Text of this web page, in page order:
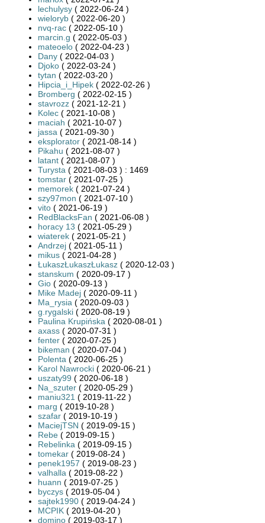
lechulysy ( 2022-06-24 )
wieloryb ( 2022-06-20 )
nvq-rac ( 2022-05-10 )
marcin.g ( 2022-05-03 )
mateoelo ( 2022-04-23 )
Dany ( 2022-04-03 )
Djoko ( 2022-03-24 )
tytan ( 2022-03-20 )
Hipcia_i_Hipek ( 2022-02-26 )
Bromberg ( 2022-02-15 )
stavrozz ( 2021-12-21 )
Kolec ( 2021-10-08 )
maciah ( 2021-10-07 )
jassa ( 2021-09-30 )
eksplorator ( 2021-08-14 )
Pikahu ( 2021-08-07 )
latant ( 2021-08-07 )
Turysta ( 2021-08-03 ) : 1469
tomstar ( 2021-07-25 )
memorek ( 2021-07-24 )
szy97mon ( 2021-07-10 )
vito ( 2021-06-19 )
RedBlacksFan ( 2021-06-08 )
horacy 13 ( 2021-05-29 )
wiaterek ( 2021-05-21 )
Andrzej ( 2021-05-11 )
mikus ( 2021-04-28 )
ŁukaszŁukaszŁukasz ( 2020-12-03 )
stanskum ( 2020-09-17 )
Gio ( 2020-09-13 )
Mike Madej ( 2020-09-11 )
Ma_rysia ( 2020-09-03 )
g.rygalski ( 2020-08-19 )
Paulina Krupińska ( 2020-08-01 )
axass ( 2020-07-31 )
fenter ( 2020-07-25 )
bikeman ( 2020-07-04 )
Polenta ( 2020-06-25 )
Karol Nawrocki ( 2020-06-21 )
uszaty99 ( 2020-06-18 )
Na_szuter ( 2020-05-29 )
maniu321 ( 2019-11-22 )
marg ( 2019-10-28 )
szafar ( 2019-10-19 )
MaciejTSN ( 2019-09-15 )
Rebe ( 2019-09-15 )
Rebelinka ( 2019-09-15 )
tomekar ( 2019-08-24 )
penek1957 ( 2019-08-23 )
valhalla ( 2019-08-22 )
huann ( 2019-07-25 )
byczys ( 2019-05-04 )
sajtek1990 ( 2019-04-24 )
MCPIK ( 2019-04-20 )
domino ( 2019-03-17 )